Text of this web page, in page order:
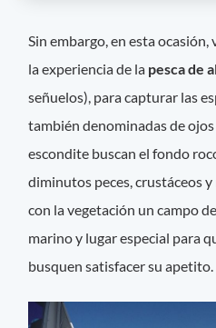
Sin embargo, en esta
la experiencia de la pesca de
señuelos), para capturar las
también denominadas de
escondite buscan el fondo
diminutos peces, crustáceos
con la vegetación un campo
marino y lugar especial para
busquen satisfacer su apetito.